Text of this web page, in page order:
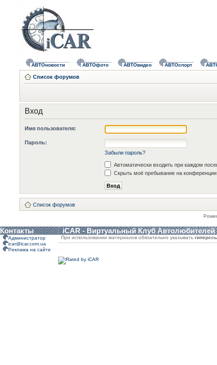
АВТОновости АВТОфото АВТОвидео АВТОспорт
Список форумов
Вход
Имя пользователя:
Пароль:
Забыли пароль?
Автоматически входить при каждом
Скрыть моё пребывание на конференции
Список форумов
Контакты iCAR - Виртуальный Клуб Автолюбителей
Администратор
icar@icar.com.ua
Реклама на сайте
При использовании материалов обязательно указывать